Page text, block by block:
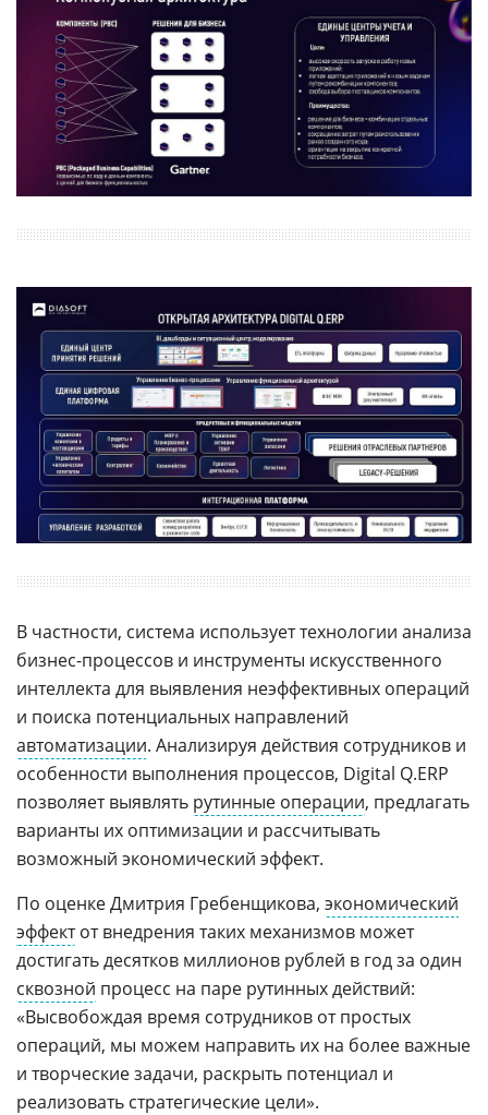
В частности, система использует технологии анализа
бизнес-процессов и инструменты искусственного
интеллекта для выявления неэффективных операций
и поиска потенциальных направлений
автоматизации. Анализируя действия сотрудников и
особенности выполнения процессов, Digital Q.ERP
позволяет выявлять рутинные операции, предлагать
варианты их оптимизации и рассчитывать
возможный экономический эффект.
По оценке Дмитрия Гребенщикова, экономический
эффектот внедрения таких механизмов может
достигать десятков миллионов рублей в год за один
сквозной процесс на паре рутинных действий:
«Высвобождая время сотрудников от простых
операций, мы можем направить их на более важные
и творческие задачи, раскрыть потенциал и
реализовать стратегические цели».